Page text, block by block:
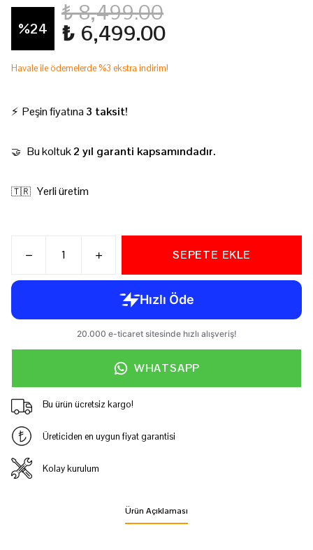
%24
₺ 8,499.00
₺ 6,499.00
Havale ile ödemelerde %3 ekstra indirim!
⚡ Peşin fiyatına 3 taksit!
🤝 Bu koltuk2 yıl garanti kapsamındadır.
🇹🇷 Yerli üretim
SEPETE EKLE
WHATSAPP
Bu ürün ücretsiz kargo!
Üreticiden en uygun fiyat garantisi
Kolay kurulum
Ürün Açıklaması